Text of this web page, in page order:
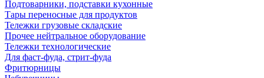
Подтоварники, подставки кухонные
Тары переносные для продуктов
Тележки грузовые складские
Прочее нейтральное оборудование
Тележки технологические
Для фаст-фуда, стрит-фуда
Фритюрницы